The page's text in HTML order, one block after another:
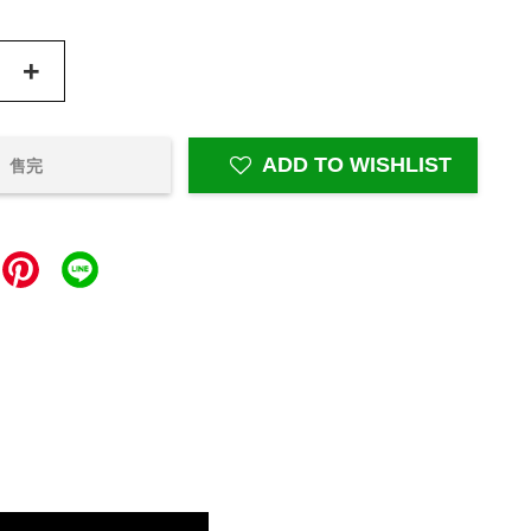
+
售完 ADD TO WISHLIST